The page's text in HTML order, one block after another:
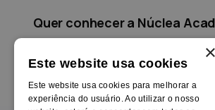
Quer conhecer a Núclea
×
Este website usa cookies
Este website usa cookies para melhorar a
experiência do usuário. Ao utilizar o nosso